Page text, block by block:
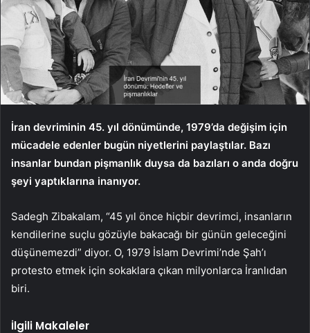
İran devriminin 45. yıl dönümünde, 1979’da değişim için
mücadele edenler bugün niyetlerini paylaştılar. Bazı
insanlar bundan pişmanlık duysa da bazıları o anda doğru
şeyi yaptıklarına inanıyor.
Sadegh Zibakalam, “45 yıl önce hiçbir devrimci, insanların
kendilerine suçlu gözüyle bakacağı bir günün geleceğini
düşünemezdi” diyor. O, 1979 İslam Devrimi’nde Şah’ı
protesto etmek için sokaklara çıkan milyonlarca İranlıdan
biri.
İlgili Makaleler